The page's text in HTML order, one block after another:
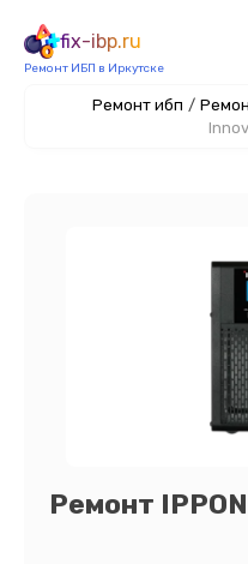
fix-ibp.ru
Ремонт ИБП в Иркутске
Ремонт ибп /
Ремонт